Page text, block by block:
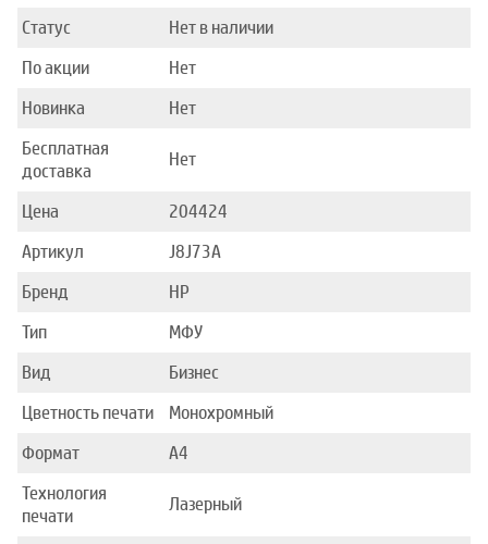
Статус
Нет в наличии
По акции
Нет
Новинка
Нет
Бесплатная
доставка
Нет
Цена
204424
Артикул
J8J73A
Бренд
HP
Тип
МФУ
Вид
Бизнес
Цветность печати
Монохромный
Формат
A4
Технология
печати
Лазерный